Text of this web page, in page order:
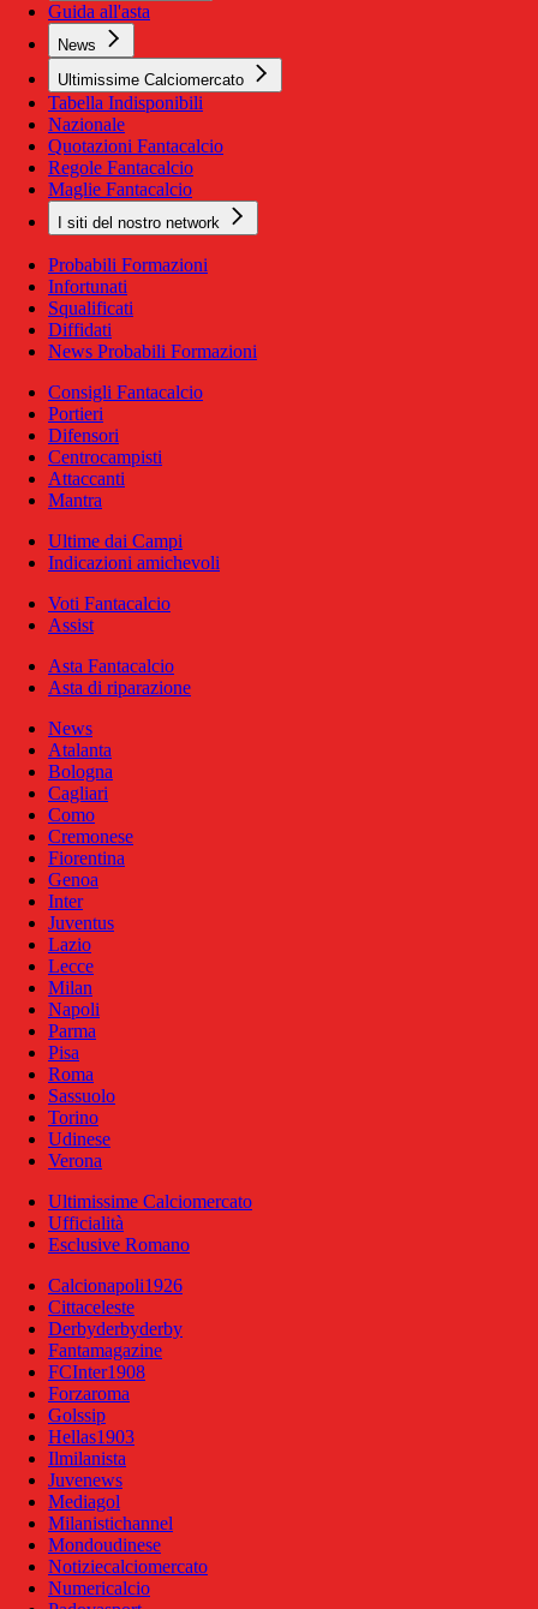
Guida all'asta
News
Ultimissime Calciomercato
Tabella Indisponibili
Nazionale
Quotazioni Fantacalcio
Regole Fantacalcio
Maglie Fantacalcio
I siti del nostro network
Probabili Formazioni
Infortunati
Squalificati
Diffidati
News Probabili Formazioni
Consigli Fantacalcio
Portieri
Difensori
Centrocampisti
Attaccanti
Mantra
Ultime dai Campi
Indicazioni amichevoli
Voti Fantacalcio
Assist
Asta Fantacalcio
Asta di riparazione
News
Atalanta
Bologna
Cagliari
Como
Cremonese
Fiorentina
Genoa
Inter
Juventus
Lazio
Lecce
Milan
Napoli
Parma
Pisa
Roma
Sassuolo
Torino
Udinese
Verona
Ultimissime Calciomercato
Ufficialità
Esclusive Romano
Calcionapoli1926
Cittaceleste
Derbyderbyderby
Fantamagazine
FCInter1908
Forzaroma
Golssip
Hellas1903
Ilmilanista
Juvenews
Mediagol
Milanistichannel
Mondoudinese
Notiziecalciomercato
Numericalcio